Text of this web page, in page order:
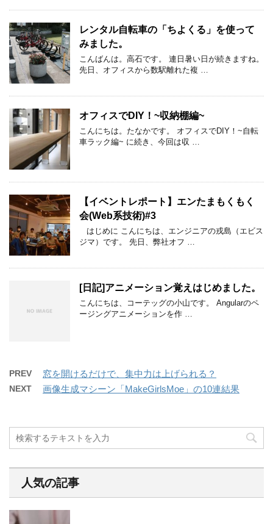
レンタル自転車の「ちよくる」を使って
みました。
こんばんは。高石です。 連日暑い日が続きますね。
先日、オフィスから数駅離れた複 …
オフィスでDIY！~収納棚編~
こんにちは。たなかです。 オフィスでDIY！~自転
車ラック編~ に続き、今回は収 …
【イベントレポート】エンたまもくもく
会(Web系技術)#3
はじめに こんにちは、エンジニアの戎島（エビス
ジマ）です。 先日、弊社オフ …
[日記]アニメーション覚えはじめました。
こんにちは、コーテッグの小山です。 Angularのペ
ージングアニメーションを作 …
PREV 窓を開けるだけで、集中力は上げられる？
NEXT 画像生成マシーン「MakeGirlsMoe」の10連結果
人気の記事